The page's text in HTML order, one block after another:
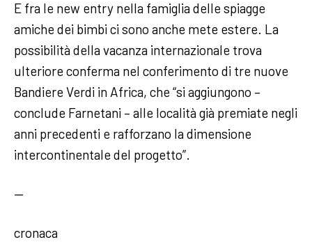
E fra le new entry nella famiglia delle spiagge
amiche dei bimbi ci sono anche mete estere. La
possibilità della vacanza internazionale trova
ulteriore conferma nel conferimento di tre nuove
Bandiere Verdi in Africa, che “si aggiungono –
conclude Farnetani – alle località già premiate negli
anni precedenti e rafforzano la dimensione
intercontinentale del progetto”.
—
cronaca